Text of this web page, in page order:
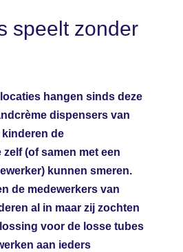
speelt zonder
hangen sinds deze
dispensers van
kinderen de
(of samen met een
kunnen smeren.
de medewerkers van
al in maar zij zochten
voor de losse tubes
aan ieders